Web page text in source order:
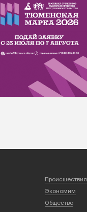
Происшествия
Экономим
Общество